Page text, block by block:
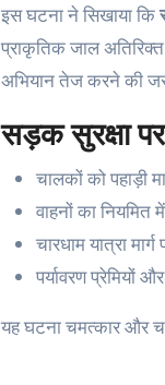
इस घटना ने सिखाया कि
प्राकृतिक जाल
अभियान तेज करने की
सड़क सुरक्षा
चालकों को पहाड़ी
वाहनों का
चारधाम यात्रा
पर्यावरण प्रेमियों
यह घटना चमत्कार और